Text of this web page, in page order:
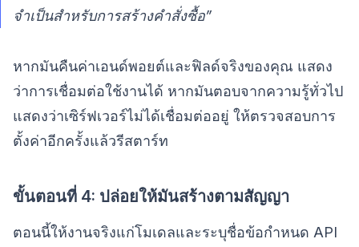
จำเป็นสำหรับการสร้างคำสั่งซื้อ”
หากมันคืนค่าเอนด์พอยต์และฟิลด์จริงของคุณ แสดง
ว่าการเชื่อมต่อใช้งานได้ หากมันตอบจากความรู้ทั่วไป
แสดงว่าเซิร์ฟเวอร์ไม่ได้เชื่อมต่ออยู่ ให้ตรวจสอบการ
ตั้งค่าอีกครั้งแล้วรีสตาร์ท
ขั้นตอนที่ 4: ปล่อยให้มันสร้างตามสัญญา
ตอนนี้ให้งานจริงแก่โมเดลและระบุชื่อข้อกำหนด API